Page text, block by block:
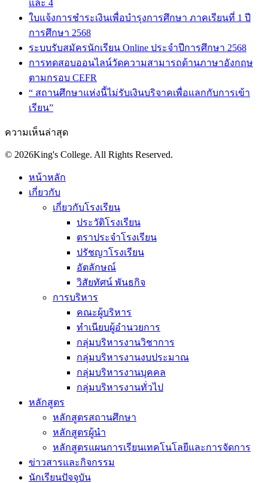
และ 4
ใบแจ้งการชำระเงินเพื่อบำรุงการศึกษา ภาคเรียนที่ 1 ปี
การศึกษา 2568
ระบบรับสมัครนักเรียน Online ประจำปีการศึกษา 2568
การทดสอบออนไลน์วัดความสามารถด้านภาษาอังกฤษ
ตามกรอบ CEFR
“ สถานศึกษาแห่งนี้ไม่รับเงินบริจาคเพื่อแลกกับการเข้า
เรียน”
ความเห็นล่าสุด
© 2026King's College. All Rights Reserved.
หน้าหลัก
เกี่ยวกับ
เกี่ยวกับโรงเรียน
ประวัติโรงเรียน
ตราประจำโรงเรียน
ปรัชญาโรงเรียน
อัตลักษณ์
วิสัยทัศน์ พันธกิจ
การบริหาร
คณะผู้บริหาร
ทำเนียบผู้อำนวยการ
กลุ่มบริหารงานวิชาการ
กลุ่มบริหารงานงบประมาณ
กลุ่มบริหารงานบุคคล
กลุ่มบริหารงานทั่วไป
หลักสูตร
หลักสูตรสถานศึกษา
หลักสูตรผู้นำ
หลักสูตรแผนการเรียนเทคโนโลยีและการจัดการ
ข่าวสารและกิจกรรม
นักเรียนปัจจุบัน